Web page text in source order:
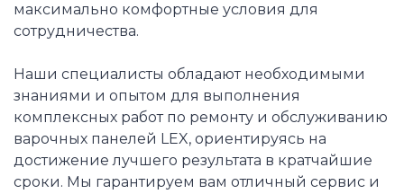
максимально комфортные условия для
сотрудничества.
Наши специалисты обладают необходимыми
знаниями и опытом для выполнения
комплексных работ по ремонту и обслуживанию
варочных панелей LEX, ориентируясь на
достижение лучшего результата в кратчайшие
сроки. Мы гарантируем вам отличный сервис и